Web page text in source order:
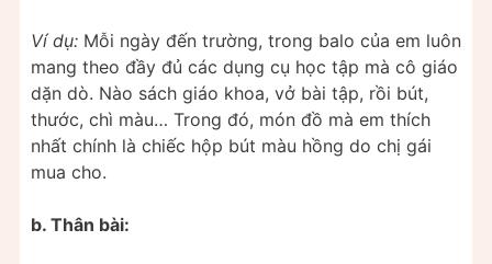
Ví dụ: Mỗi ngày đến trường, trong balo của em luôn
mang theo đầy đủ các dụng cụ học tập mà cô giáo
dặn dò. Nào sách giáo khoa, vở bài tập, rồi bút,
thước, chì màu… Trong đó, món đồ mà em thích
nhất chính là chiếc hộp bút màu hồng do chị gái
mua cho.
b. Thân bài: